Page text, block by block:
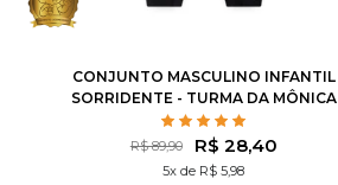
1
CONJUNTO MASCULINO INFANTIL
SORRIDENTE - TURMA DA MÔNICA
R$ 89,90 R$ 28,40
5x de R$ 5,98